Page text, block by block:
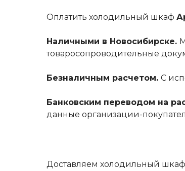
Оплатить холодильный шкаф
Наличными в Новосибирске.
товаросопроводительные
Безналичным расчетом. С
Банковским переводом на
данные организации-
Доставляем холодильный шкаф